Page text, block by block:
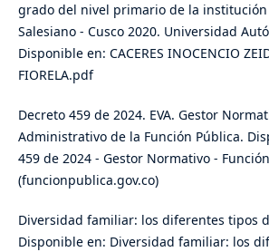
grado del nivel primario de la institución
Salesiano - Cusco 2020. Universidad
Disponible en: CACERES INOCENCIO
FIORELA.pdf
Decreto 459 de 2024. EVA. Gestor
Administrativo de la Función Pública.
459 de 2024 - Gestor Normativo -
(funcionpublica.gov.co)
Diversidad familiar: los diferentes tipos
Disponible en: Diversidad familiar: los